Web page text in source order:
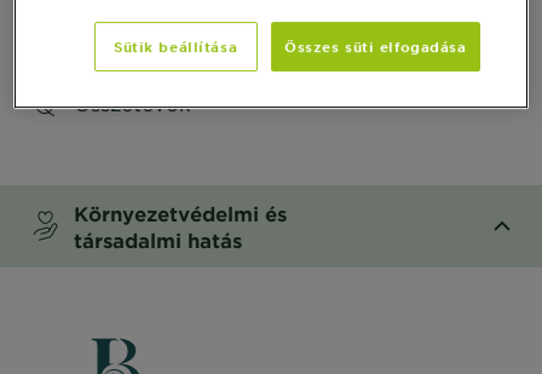
CLOSE SUBPANEL
Összetevők
Környezetvédelmi és
társadalmi hatás
Sütik beállítása Összes süti elfogadása